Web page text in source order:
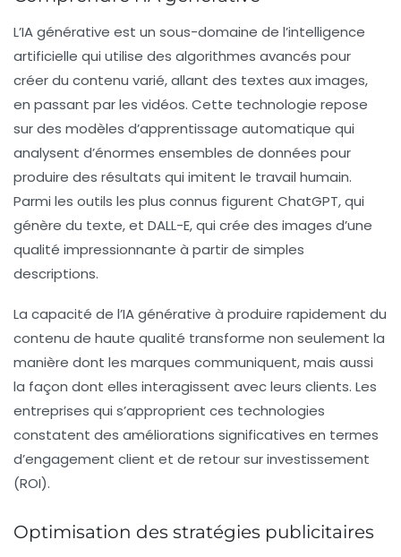
L’IA générative est un sous-domaine de l’intelligence
artificielle qui utilise des algorithmes avancés pour
créer du contenu varié, allant des textes aux images,
en passant par les vidéos. Cette technologie repose
sur des modèles d’apprentissage automatique qui
analysent d’énormes ensembles de données pour
produire des résultats qui imitent le travail humain.
Parmi les outils les plus connus figurent ChatGPT, qui
génère du texte, et DALL-E, qui crée des images d’une
qualité impressionnante à partir de simples
descriptions.
La capacité de l’IA générative à produire rapidement du
contenu de haute qualité transforme non seulement la
manière dont les marques communiquent, mais aussi
la façon dont elles interagissent avec leurs clients. Les
entreprises qui s’approprient ces technologies
constatent des améliorations significatives en termes
d’engagement client et de retour sur investissement
(ROI).
Optimisation des stratégies publicitaires